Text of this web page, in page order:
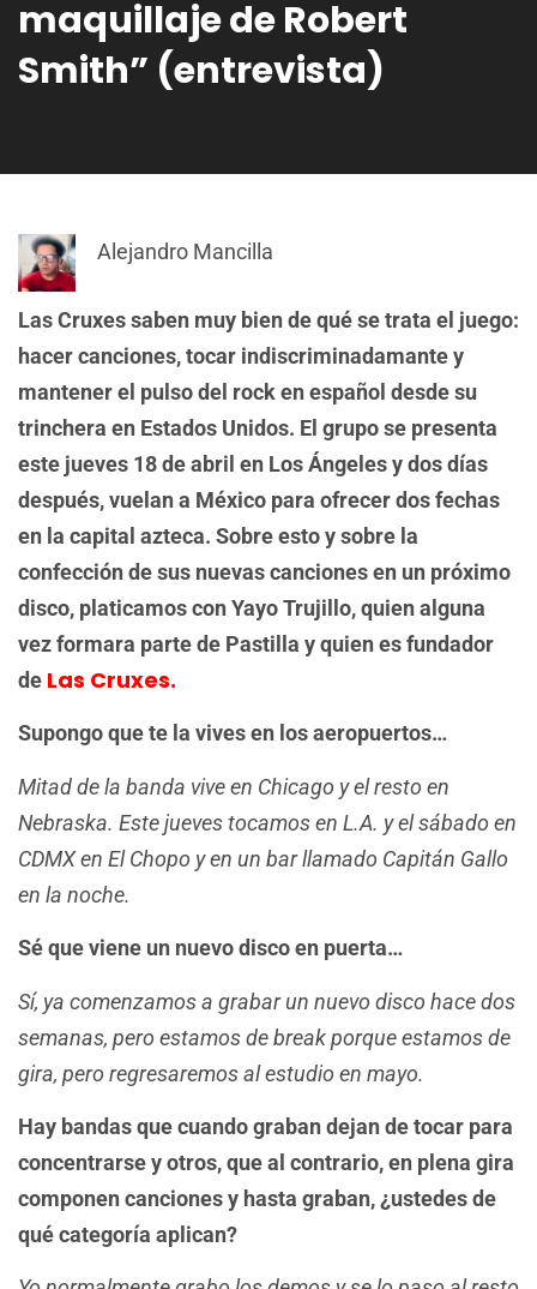
maquillaje de Robert
Smith” (entrevista)
Alejandro Mancilla
Las Cruxes saben muy bien de qué se trata el juego:
hacer canciones, tocar indiscriminadamante y
mantener el pulso del rock en español desde su
trinchera en Estados Unidos. El grupo se presenta
este jueves 18 de abril en Los Ángeles y dos días
después, vuelan a México para ofrecer dos fechas
en la capital azteca. Sobre esto y sobre la
confección de sus nuevas canciones en un próximo
disco, platicamos con Yayo Trujillo, quien alguna
vez formara parte de Pastilla y quien es fundador
de Las Cruxes.
Supongo que te la vives en los aeropuertos…
Mitad de la banda vive en Chicago y el resto en
Nebraska. Este jueves tocamos en L.A. y el sábado en
CDMX en El Chopo y en un bar llamado Capitán Gallo
en la noche.
Sé que viene un nuevo disco en puerta…
Sí, ya comenzamos a grabar un nuevo disco hace dos
semanas, pero estamos de break porque estamos de
gira, pero regresaremos al estudio en mayo.
Hay bandas que cuando graban dejan de tocar para
concentrarse y otros, que al contrario, en plena gira
componen canciones y hasta graban, ¿ustedes de
qué categoría aplican?